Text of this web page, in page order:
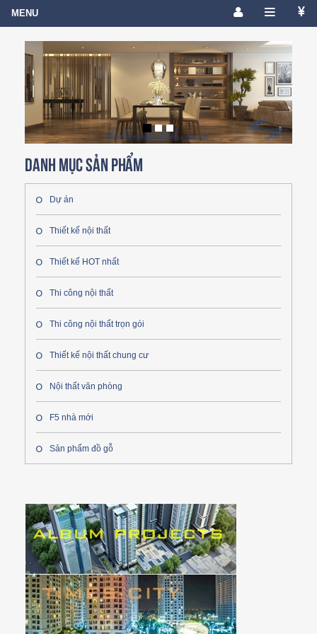
Danh mục sản phẩm
Dự án
Thiết kế nội thất
Thiết kế HOT nhất
Thi công nội thất
Thi công nội thất trọn gói
Thiết kế nội thất chung cư
Nội thất văn phòng
F5 nhà mới
Sản phẩm đồ gỗ